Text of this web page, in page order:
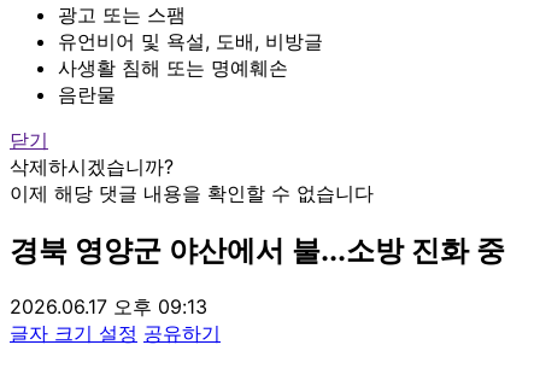
광고 또는 스팸
유언비어 및 욕설, 도배, 비방글
사생활 침해 또는 명예훼손
음란물
닫기
삭제하시겠습니까?
이제 해당 댓글 내용을 확인할 수 없습니다
경북 영양군 야산에서 불...소방 진화 중
2026.06.17 오후 09:13
글자 크기 설정 공유하기